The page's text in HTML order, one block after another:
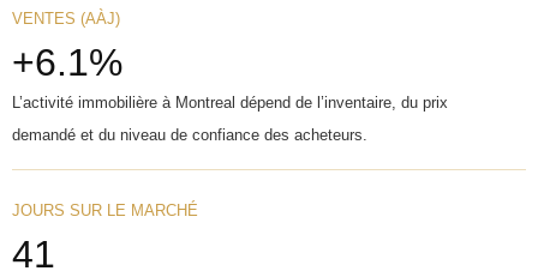
VENTES (AÀJ)
+6.1%
L’activité immobilière à Montreal dépend de l’inventaire, du prix
demandé et du niveau de confiance des acheteurs.
JOURS SUR LE MARCHÉ
41